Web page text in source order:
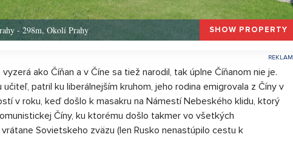
- 298m, Okolí Prahy SHOW PROPERTY
ako Číňan a v Číne sa tiež narodil, tak úplne Číňanom nie je.
patril ku liberálnejším kruhom, jeho rodina emigrovala z Číny v
v roku, keď došlo k masakru na Námestí Nebeského klidu, ktorý
Číny, ku ktorému došlo takmer vo všetkých
Sovietskeho zväzu (len Rusko nenastúpilo cestu k